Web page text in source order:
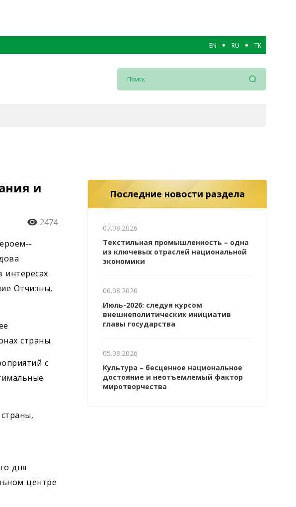
EN RU TK
и
2474
интересах
Отчизны,
страны.
с
дня
центре
Последние новости раздела
07.08.2026
Текстильная промышленность – одна
из ключевых отраслей национальной
экономики
06.08.2026
Июль-2026: следуя курсом
внешнеполитических инициатив
главы государства
05.08.2026
Культура – бесценное национальное
достояние и неотъемлемый фактор
миротворчества